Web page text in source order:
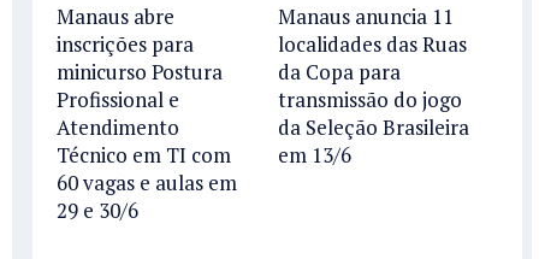
Manaus abre
inscrições para
minicurso Postura
Profissional e
Atendimento
Técnico em TI com
60 vagas e aulas em
29 e 30/6
Manaus anuncia 11
localidades das Ruas
da Copa para
transmissão do jogo
da Seleção Brasileira
em 13/6